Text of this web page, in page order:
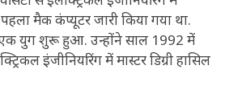
मैक कंप्यूटर जारी किया गया था.
एक युग शुरू हुआ. उन्होंने साल 1992 में
इंजीनियरिंग में मास्टर डिग्री हासिल